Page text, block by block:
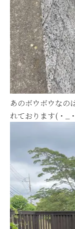
あのボウボウなの
れております(・_